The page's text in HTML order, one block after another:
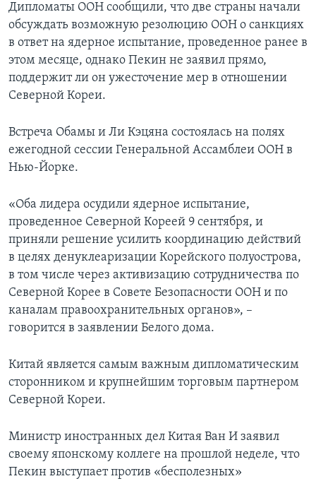
Дипломаты ООН сообщили, что две страны начали
обсуждать возможную резолюцию ООН о санкциях
в ответ на ядерное испытание, проведенное ранее в
этом месяце, однако Пекин не заявил прямо,
поддержит ли он ужесточение мер в отношении
Северной Кореи.
Встреча Обамы и Ли Кэцяна состоялась на полях
ежегодной сессии Генеральной Ассамблеи ООН в
Нью-Йорке.
«Оба лидера осудили ядерное испытание,
проведенное Северной Кореей 9 сентября, и
приняли решение усилить координацию действий
в целях денуклеаризации Корейского полуострова,
в том числе через активизацию сотрудничества по
Северной Корее в Совете Безопасности ООН и по
каналам правоохранительных органов», –
говорится в заявлении Белого дома.
Китай является самым важным дипломатическим
сторонником и крупнейшим торговым партнером
Северной Кореи.
Министр иностранных дел Китая Ван И заявил
своему японскому коллеге на прошлой неделе, что
Пекин выступает против «бесполезных»